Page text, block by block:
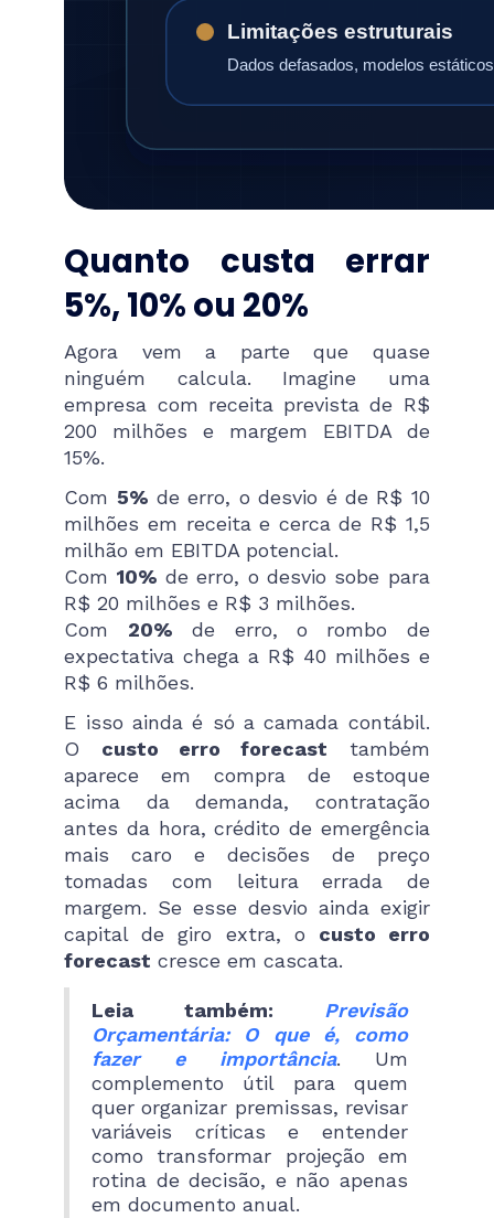
Limitações estruturais
Dados defasados, modelos
Quanto custa errar
5%, 10% ou 20%
Agora vem a parte que quase
ninguém calcula. Imagine uma
empresa com receita prevista de R$
200 milhões e margem EBITDA de
15%.
Com 5% de erro, o desvio é de R$ 10
milhões em receita e cerca de R$ 1,5
milhão em EBITDA potencial.
Com 10% de erro, o desvio sobe para
R$ 20 milhões e R$ 3 milhões.
Com 20% de erro, o rombo de
expectativa chega a R$ 40 milhões e
R$ 6 milhões.
E isso ainda é só a camada contábil.
O custo erro forecast também
aparece em compra de estoque
acima da demanda, contratação
antes da hora, crédito de emergência
mais caro e decisões de preço
tomadas com leitura errada de
margem. Se esse desvio ainda exigir
capital de giro extra, o custo erro
forecast cresce em cascata.
Leia também:
Previsão
Orçamentária: O que é, como
fazer e importância. Um
complemento útil para quem
quer organizar premissas, revisar
variáveis críticas e entender
como transformar projeção em
rotina de decisão, e não apenas
em documento anual.